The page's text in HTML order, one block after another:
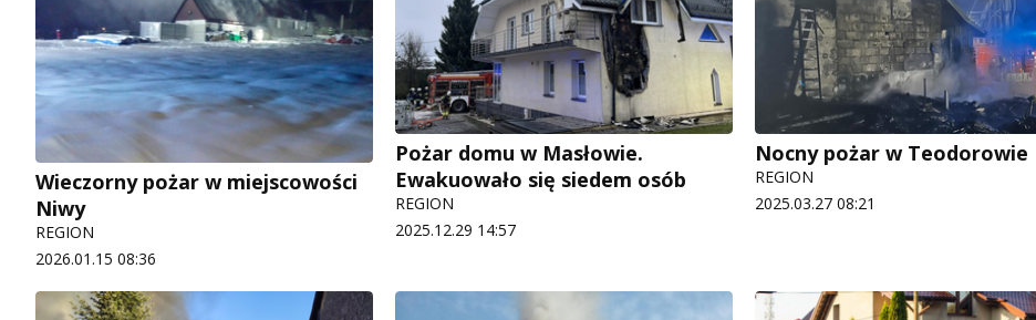
Wieczorny pożar w miejscowości
Niwy
REGION
2026.01.15 08:36
Pożar domu w Masłowie.
Ewakuowało się siedem osób
REGION
2025.12.29 14:57
Nocny pożar w Teodorowie
REGION
2025.03.27 08:21